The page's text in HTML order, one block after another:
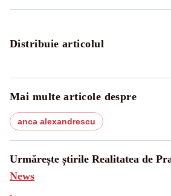
Distribuie articolul
Mai multe articole despre
anca alexandrescu
Urmărește știrile Realitatea de
News